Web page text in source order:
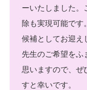
ーいたしました。
除も実現可能です
候補としてお迎え
先生のご希望をふ
思いますので、ぜ
すと幸いです。